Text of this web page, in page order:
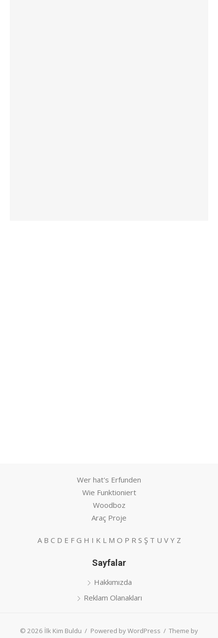
Wer hat's Erfunden
Wie Funktioniert
Woodboz
Araç Proje
A B C D E F G H I K L M O P R S Ş T U V Y Z
Sayfalar
Hakkımızda
Reklam Olanakları
© 2026 İlk Kim Buldu / Powered by WordPress / Theme by